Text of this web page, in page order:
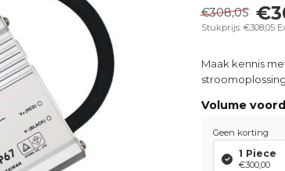
€308,05
Stukprijs: €308,05
Maak kennis
Volume
Geen korting
1 Piece
€300,00